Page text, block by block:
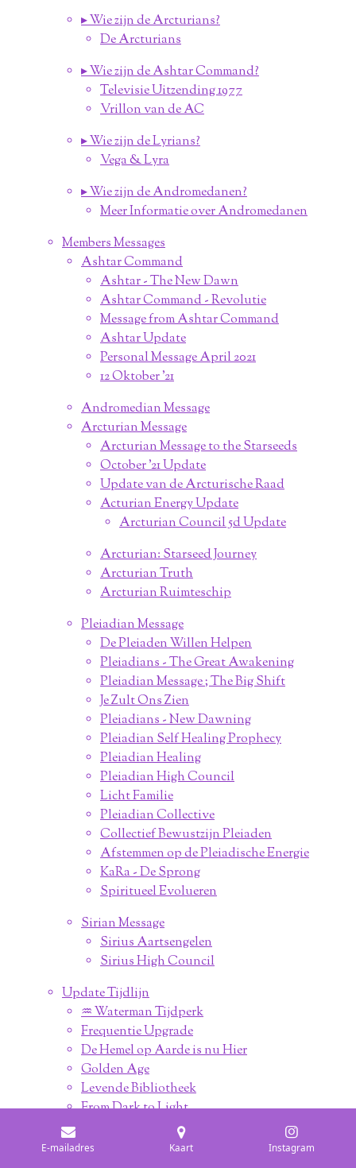
▸ Wie zijn de Arcturians?
De Arcturians
▸ Wie zijn de Ashtar Command?
Televisie Uitzending 1977
Vrillon van de AC
▸ Wie zijn de Lyrians?
Vega & Lyra
▸ Wie zijn de Andromedanen?
Meer Informatie over Andromedanen
Members Messages
Ashtar Command
Ashtar - The New Dawn
Ashtar Command - Revolutie
Message from Ashtar Command
Ashtar Update
Personal Message April 2021
12 Oktober '21
Andromedian Message
Arcturian Message
Arcturian Message to the Starseeds
October '21 Update
Update van de Arcturische Raad
Acturian Energy Update
Arcturian Council 5d Update
Arcturian: Starseed Journey
Arcturian Truth
Arcturian Ruimteschip
Pleiadian Message
De Pleiaden Willen Helpen
Pleiadians - The Great Awakening
Pleiadian Message ; The Big Shift
Je Zult Ons Zien
Pleiadians - New Dawning
Pleiadian Self Healing Prophecy
Pleiadian Healing
Pleiadian High Council
Licht Familie
Pleiadian Collective
Collectief Bewustzijn Pleiaden
Afstemmen op de Pleiadische Energie
KaRa - De Sprong
Spiritueel Evolueren
Sirian Message
Sirius Aartsengelen
Sirius High Council
Update Tijdlijn
♒︎ Waterman Tijdperk
Frequentie Upgrade
De Hemel op Aarde is nu Hier
Golden Age
Levende Bibliotheek
From Dark to Light
Voorbereiding The Event
Ascentie Update
E-mailadres Kaart Instagram